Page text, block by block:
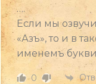
….
Если мы
«Азъ», то и в
именемъ
0